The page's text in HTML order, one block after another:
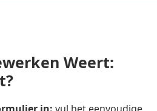
Weert:
in: vul het eenvoudige